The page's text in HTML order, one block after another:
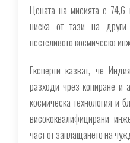
Цената на мисията е
ниска от тази на
пестеливото космическо
Експерти казват, че
разходи чрез копиране и
космическа технология и
висококвалифицирани
част от заплащането на